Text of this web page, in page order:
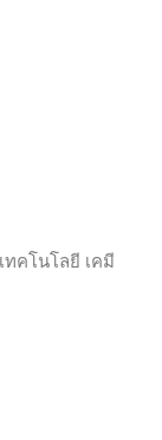
ทคโนโลยี เคมี